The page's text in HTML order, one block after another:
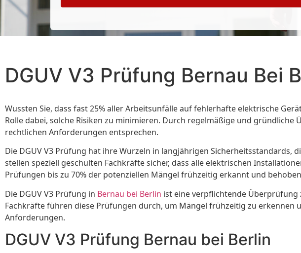
DGUV V3 Prüfung Bernau Bei
Wussten Sie, dass fast 25% aller Arbeitsunfälle auf fehlerhafte elektrische
Rolle dabei, solche Risiken zu minimieren. Durch regelmäßige und
rechtlichen Anforderungen entsprechen.
Die DGUV V3 Prüfung hat ihre Wurzeln in langjährigen
stellen speziell geschulten Fachkräfte sicher, dass alle elektrischen
Prüfungen bis zu 70% der potenziellen Mängel frühzeitig erkannt und
Die DGUV V3 Prüfung in Bernau bei Berlin ist eine verpflichtende Überprüfung
Fachkräfte führen diese Prüfungen durch, um Mängel frühzeitig zu
Anforderungen.
DGUV V3 Prüfung Bernau bei Berlin